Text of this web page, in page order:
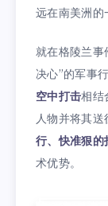
远在南美洲的
就在格陵兰事
决心”的军事
空中打击相结
人物并将其
行、快准狠的
术优势。